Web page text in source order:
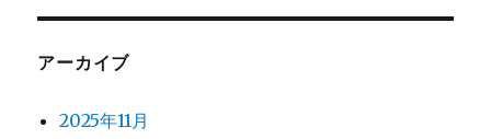
アーカイブ
2025年11月